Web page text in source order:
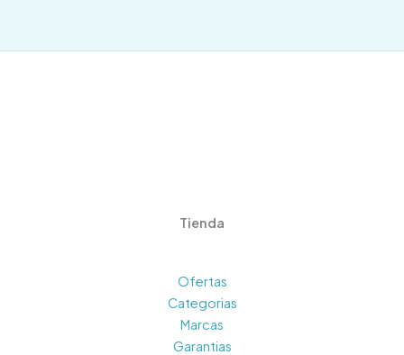
Tienda
Ofertas
Categorias
Marcas
Garantias